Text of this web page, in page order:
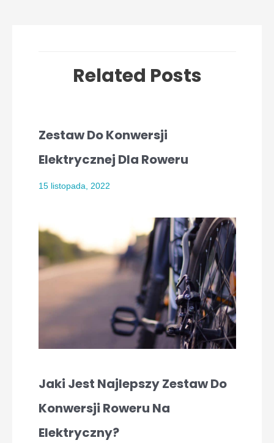
Related Posts
Zestaw Do Konwersji
Elektrycznej Dla Roweru
15 listopada, 2022
Jaki Jest Najlepszy Zestaw Do
Konwersji Roweru Na
Elektryczny?